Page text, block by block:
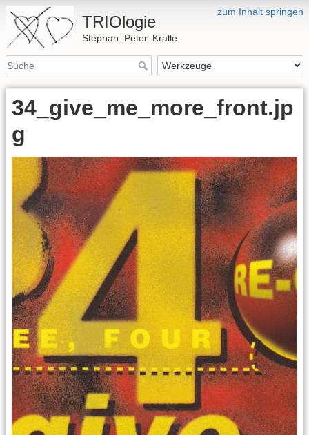
zum Inhalt springen
TRIOlogie
Stephan. Peter. Kralle.
34_give_me_more_front.jp
g